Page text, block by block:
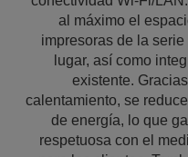
al máximo el
impresoras de la
lugar, así como
existente.
calentamiento, se
de energía, lo que
respetuosa con el